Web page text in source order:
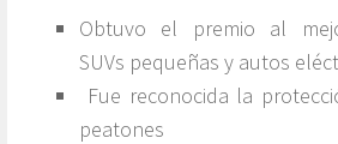
Obtuvo el premio al
SUVs pequeñas y autos
Fue reconocida la
peatones